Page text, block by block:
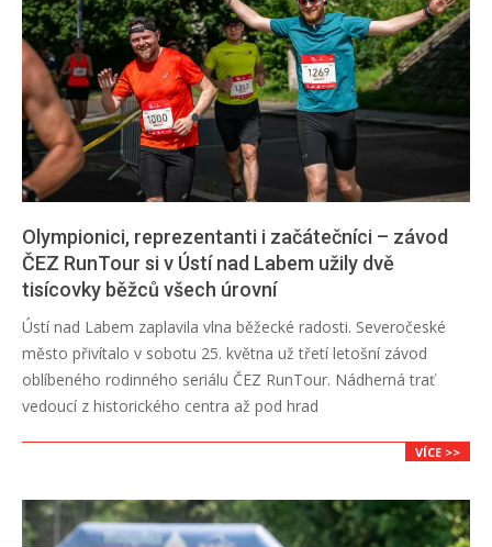
Olympionici, reprezentanti i začátečníci – závod
ČEZ RunTour si v Ústí nad Labem užily dvě
tisícovky běžců všech úrovní
2024-
Ústí nad Labem zaplavila vlna běžecké radosti. Severočeské
město přivítalo v sobotu 25. května už třetí letošní závod
oblíbeného rodinného seriálu ČEZ RunTour. Nádherná trať
vedoucí z historického centra až pod hrad
VÍCE >>